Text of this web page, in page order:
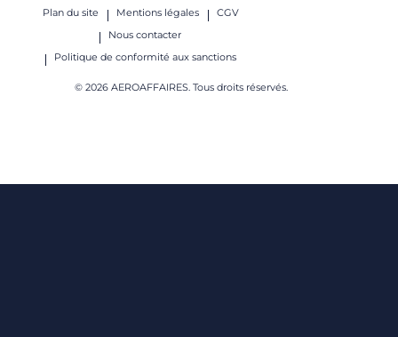
Plan du site Mentions légales
CGV
Nous contacter
Politique de conformité aux sanctions
© 2026 AEROAFFAIRES. Tous droits réservés.